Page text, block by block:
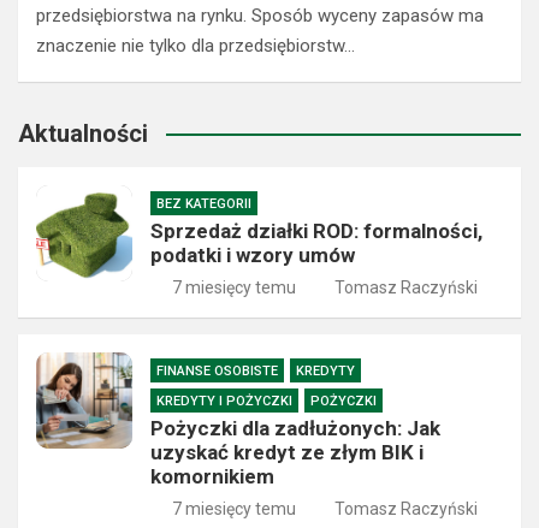
przedsiębiorstwa na rynku. Sposób wyceny zapasów ma
znaczenie nie tylko dla przedsiębiorstw…
Aktualności
BEZ KATEGORII
Sprzedaż działki ROD: formalności,
podatki i wzory umów
7 miesięcy temu Tomasz Raczyński
FINANSE OSOBISTE
KREDYTY
KREDYTY I POŻYCZKI
POŻYCZKI
Pożyczki dla zadłużonych: Jak
uzyskać kredyt ze złym BIK i
komornikiem
7 miesięcy temu Tomasz Raczyński